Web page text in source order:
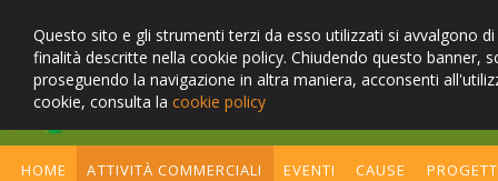
Questo sito e gli strumenti terzi da esso utilizzati si avvalgono
finalità descritte nella cookie policy. Chiudendo questo banner,
proseguendo la navigazione in altra maniera, acconsenti
cookie, consulta la cookie policy
HOME ATTIVITÀ COMMERCIALI EVENTI CAUSE